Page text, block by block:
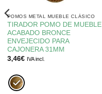
POMOS METAL MUEBLE CLÁSICO
TIRADOR POMO DE MUEBLE
ACABADO BRONCE
ENVEJECIDO PARA
CAJONERA 31MM
3,46€ IVA incl.